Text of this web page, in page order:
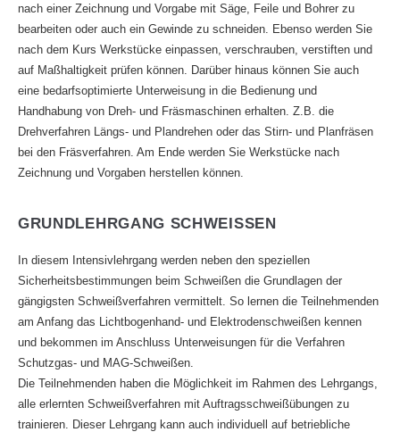
nach einer Zeichnung und Vorgabe mit Säge, Feile und Bohrer zu
bearbeiten oder auch ein Gewinde zu schneiden. Ebenso werden Sie
nach dem Kurs Werkstücke einpassen, verschrauben, verstiften und
auf Maßhaltigkeit prüfen können. Darüber hinaus können Sie auch
eine bedarfsoptimierte Unterweisung in die Bedienung und
Handhabung von Dreh- und Fräsmaschinen erhalten. Z.B. die
Drehverfahren Längs- und Plandrehen oder das Stirn- und Planfräsen
bei den Fräsverfahren. Am Ende werden Sie Werkstücke nach
Zeichnung und Vorgaben herstellen können.
GRUNDLEHRGANG SCHWEISSEN
In diesem Intensivlehrgang werden neben den speziellen
Sicherheitsbestimmungen beim Schweißen die Grundlagen der
gängigsten Schweißverfahren vermittelt. So lernen die Teilnehmenden
am Anfang das Lichtbogenhand- und Elektrodenschweißen kennen
und bekommen im Anschluss Unterweisungen für die Verfahren
Schutzgas- und MAG-Schweißen.
Die Teilnehmenden haben die Möglichkeit im Rahmen des Lehrgangs,
alle erlernten Schweißverfahren mit Auftragsschweißübungen zu
trainieren. Dieser Lehrgang kann auch individuell auf betriebliche